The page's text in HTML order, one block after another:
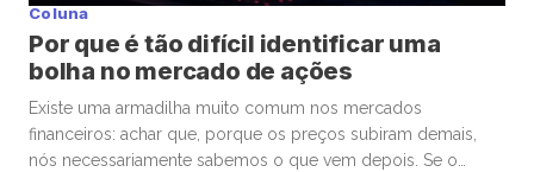
Coluna
Por que é tão difícil identificar uma
bolha no mercado de ações
Existe uma armadilha muito comum nos mercados
financeiros: achar que, porque os preços subiram demais,
nós necessariamente sabemos o que vem depois. Se o